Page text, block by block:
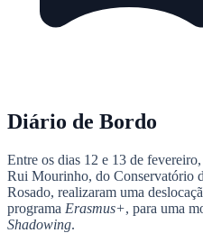
Diário de Bordo
Entre os dias 12 e 13 de
Rui Mourinho, do Conservatório
Rosado, realizaram uma
programa Erasmus+, para uma
Shadowing.